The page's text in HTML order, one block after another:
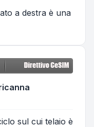
a destra è una
sul cui telaio è